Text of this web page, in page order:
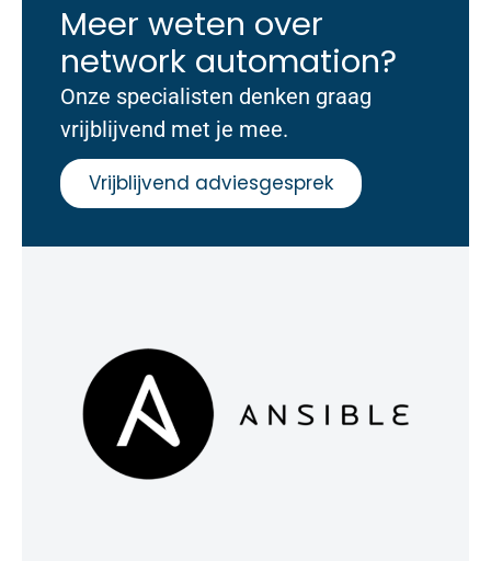
Meer weten over
network automation?
Onze specialisten denken graag
vrijblijvend met je mee.
Vrijblijvend adviesgesprek